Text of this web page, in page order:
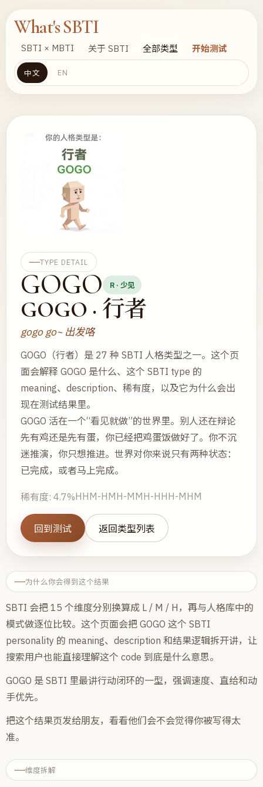
What's SBTI
SBTI × MBTI 关于 SBTI 全部类型 开始测试
中文 EN
TYPE DETAIL
GOGO R · 少见
GOGO · 行者
gogo go~ 出发咯
GOGO（行者）是 27 种 SBTI 人格类型之一。这个页
面会解释 GOGO 是什么、这个 SBTI type 的
meaning、description、稀有度，以及它为什么会出
现在测试结果里。
GOGO 活在一个“看见就做”的世界里。别人还在辩论
先有鸡还是先有蛋，你已经把鸡蛋饭做好了。你不沉
迷推演，你只想推进。世界对你来说只有两种状态：
已完成，或者马上完成。
稀有度: 4.7%HHM-HMH-MMH-HHH-MHM
回到测试 返回类型列表
为什么你会得到这个结果
SBTI 会把 15 个维度分别换算成 L / M / H，再与人格库中的
模式做逐位比较。这个页面会把 GOGO 这个 SBTI
personality 的 meaning、description 和结果逻辑拆开讲，让
搜索用户也能直接理解这个 code 到底是什么意思。
GOGO 是 SBTI 里最讲行动闭环的一型，强调速度、直给和动
手优先。
把这个结果页发给朋友，看看他们会不会觉得你被写得太
准。
维度拆解